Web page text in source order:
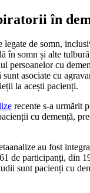
în
legate de somn,
în somn și alte
persoanelor cu
asociate cu
la acești pacienți.
recente s-a urmărit
cu demență,
au fost
de participanți, din
sunt pacienți cu